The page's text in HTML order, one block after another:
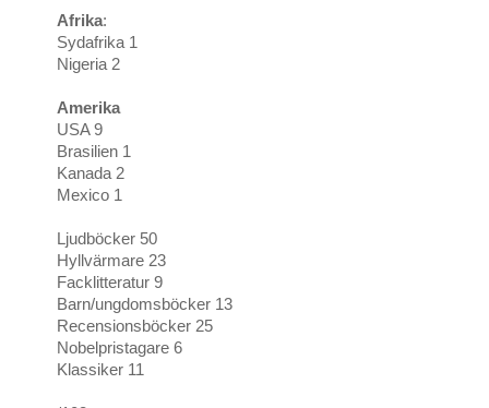
Afrika:
Sydafrika 1
Nigeria 2
Amerika
USA 9
Brasilien 1
Kanada 2
Mexico 1
Ljudböcker 50
Hyllvärmare 23
Facklitteratur 9
Barn/ungdomsböcker 13
Recensionsböcker 25
Nobelpristagare 6
Klassiker 11